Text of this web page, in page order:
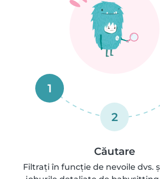
1
2
Căutare
Filtrați în funcție de nevoile dvs.